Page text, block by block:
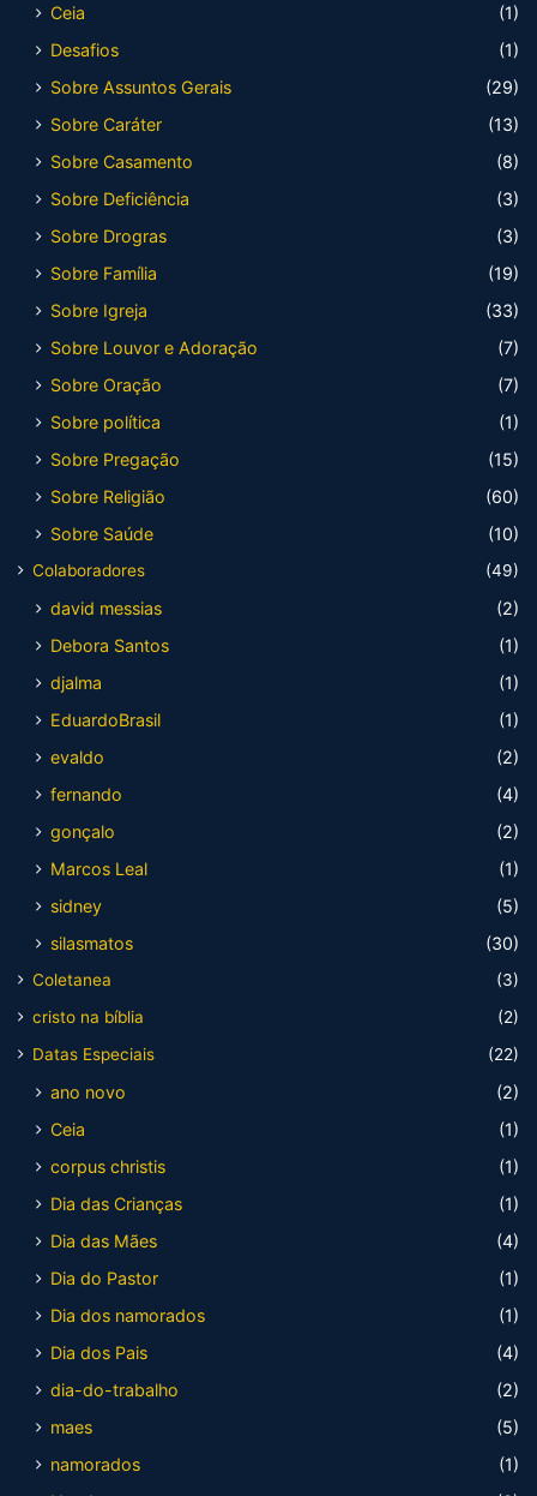
Ceia
(1)
Desafios
(1)
Sobre Assuntos Gerais
(29)
Sobre Caráter
(13)
Sobre Casamento
(8)
Sobre Deficiência
(3)
Sobre Drogras
(3)
Sobre Família
(19)
Sobre Igreja
(33)
Sobre Louvor e Adoração
(7)
Sobre Oração
(7)
Sobre política
(1)
Sobre Pregação
(15)
Sobre Religião
(60)
Sobre Saúde
(10)
Colaboradores (49)
david messias
(2)
Debora Santos
(1)
djalma
(1)
EduardoBrasil
(1)
evaldo
(2)
fernando
(4)
gonçalo
(2)
Marcos Leal
(1)
sidney
(5)
silasmatos
(30)
Coletanea
(3)
cristo na bíblia
(2)
Datas Especiais
(22)
ano novo
(2)
Ceia
(1)
corpus christis
(1)
Dia das Crianças
(1)
Dia das Mães
(4)
Dia do Pastor
(1)
Dia dos namorados
(1)
Dia dos Pais
(4)
dia-do-trabalho
(2)
maes
(5)
namorados
(1)